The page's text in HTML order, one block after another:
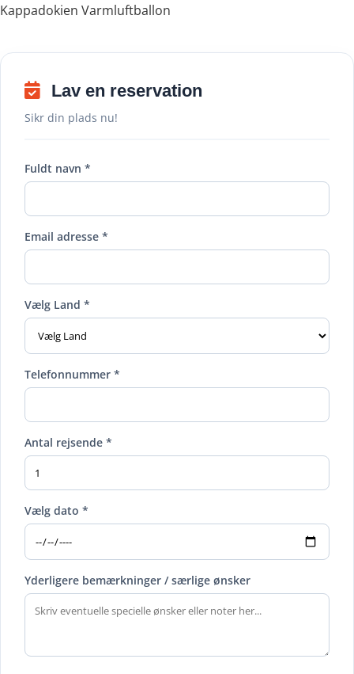
Kappadokien Varmluftballon
Lav en reservation
Sikr din plads nu!
Fuldt navn *
Email adresse *
Vælg Land *
Telefonnummer *
Antal rejsende *
Vælg dato *
Yderligere bemærkninger / særlige ønsker